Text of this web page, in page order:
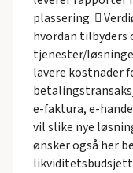
plassering. 
hvordan tilbyders
tjenester/
lavere kostnader
e-faktura, e-
vil slike nye
ønsker også her